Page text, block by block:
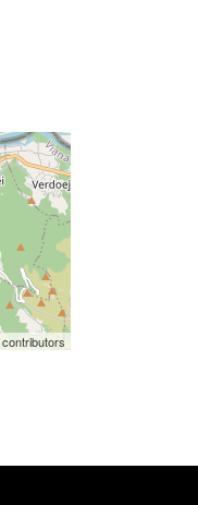
contributors